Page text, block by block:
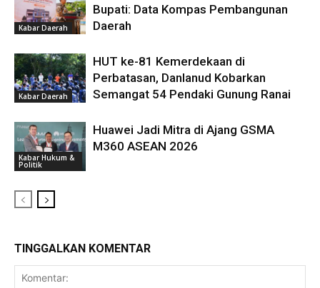
Kabar Daerah
Bupati: Data Kompas Pembangunan
Daerah
Kabar Daerah
HUT ke-81 Kemerdekaan di
Perbatasan, Danlanud Kobarkan
Semangat 54 Pendaki Gunung Ranai
Kabar Hukum &
Politik
Huawei Jadi Mitra di Ajang GSMA
M360 ASEAN 2026
TINGGALKAN KOMENTAR